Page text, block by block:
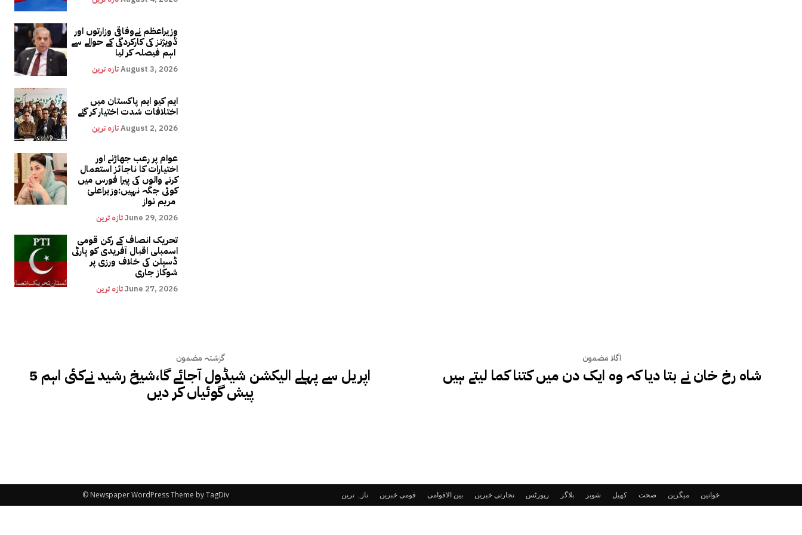
وزیراعظم نےوفاقی وزارتوں اور
ڈویژنز کی کارکردگی کے حوالے سے
تازہ ترینAugust 3, 2026
ایم کیو ایم پاکستان میں
اختلافات شدت اختیار کر گئے
تازہ ترینAugust 2, 2026
عوام پر رعب جھاڑنے اور
اختیارات کا ناجائز استعمال
کرنے والوں کی پیرا فورس میں
کوئی جگہ نہیں:وزیراعلیٰ
تازہ ترینJune 29, 2026
تحریک انصاف کے رکن قومی
اسمبلی اقبال آفریدی کو پارٹی
ڈسپلن کی خلاف ورزی پر
شوکاز جاری
تازہ ترینJune 27, 2026
گزشتہ مضمون
5 اپریل سے پہلے الیکشن شیڈول آجائے گا،شیخ رشید نےکئی اہم
پیش گوئیاں کر دیں
اگلا مضمون
شاہ رخ خان نے بتا دیا کہ وہ ایک دن میں کتنا کما لیتے ہیں
تازہ ترین قومی خبریں بین الاقوامی تجارتی خبریں رپورٹس بلاگز شوبز کھیل صحت میگزین خواتین © Newspaper WordPress Theme by TagDiv